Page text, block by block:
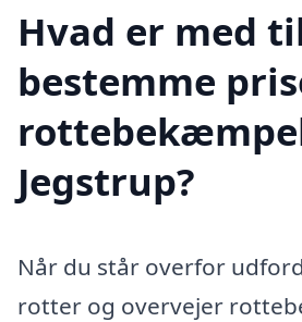
Hvad er med
bestemme
Jegstrup?
Når du står overfor
rotter og overvejer